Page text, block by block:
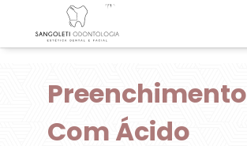
Preenchimento
Com Ácido